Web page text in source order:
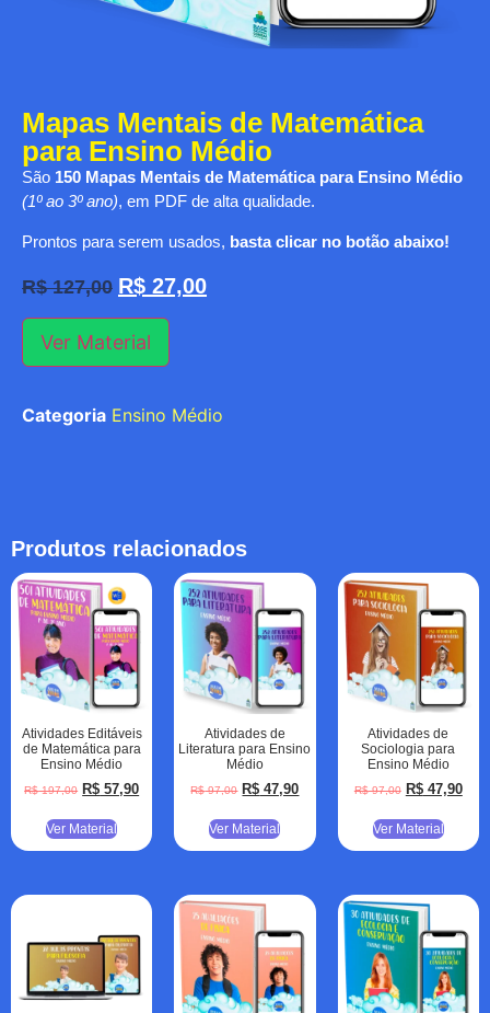
Mapas Mentais de Matemática
para Ensino Médio
São 150 Mapas Mentais de Matemática para Ensino Médio
(1º ao 3º ano), em PDF de alta qualidade.
Prontos para serem usados, basta clicar no botão abaixo!
R$127,00 R$ 27,00
Ver Material
Categoria Ensino Médio
Produtos relacionados
Atividades Editáveis
de Matemática para
Ensino Médio
R$197,00 R$ 57,90
Ver Material
Atividades de
Literatura para Ensino
Médio
R$97,00 R$ 47,90
Ver Material
Atividades de
Sociologia para
Ensino Médio
R$97,00 R$47,90
Ver Material